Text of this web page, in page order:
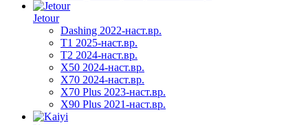
Jetour
Dashing 2022-наст.вр.
T1 2025-наст.вр.
T2 2024-наст.вр.
X50 2024-наст.вр.
X70 2024-наст.вр.
X70 Plus 2023-наст.вр.
X90 Plus 2021-наст.вр.